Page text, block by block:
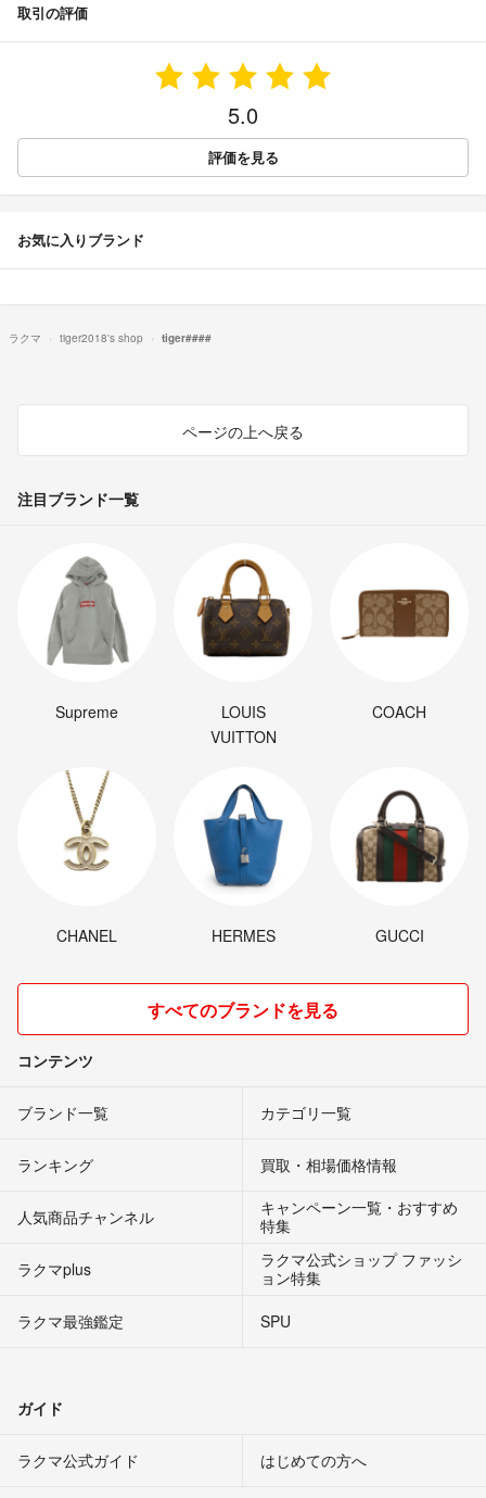
取引の評価
5.0
評価を見る
お気に入りブランド
ラクマ tiger2018's shop tiger####
ページの上へ戻る
注目ブランド一覧
Supreme
LOUIS
VUITTON
COACH
CHANEL HERMES GUCCI
すべてのブランドを見る
コンテンツ
ブランド一覧 カテゴリ一覧
ランキング 買取・相場価格情報
人気商品チャンネル
キャンペーン一覧・おすすめ
特集
ラクマplus
ラクマ公式ショップ ファッシ
ョン特集
ラクマ最強鑑定
SPU
ガイド
ラクマ公式ガイド はじめての方へ